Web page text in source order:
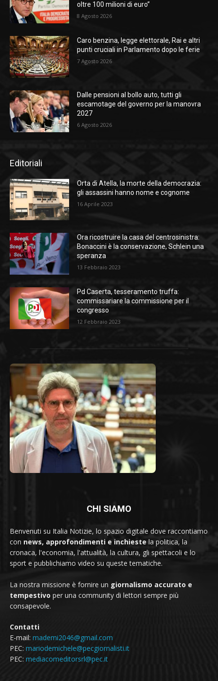
oltre 100 milioni di euro”
8 Agosto 2026
Caro benzina, legge elettorale, Rai e altri
punti cruciali in Parlamento dopo le ferie
7 Agosto 2026
Dalle pensioni al bollo auto, tutti gli
escamotage del governo per la manovra
2027
6 Agosto 2026
Editoriali
Orta di Atella, la morte della democrazia:
gli assassini hanno nome e cognome
16 Aprile 2023
Ora ricostruire la casa del centrosinistra:
Bonaccini è la conservazione, Schlein una
speranza
13 Febbraio 2023
Pd Caserta, tesseramento truffa:
commissariare la commissione per il
congresso
12 Febbraio 2023
CHI SIAMO
Benvenuti su Italia Notizie, lo spazio digitale dove raccontiamo
con news, approfondimenti e inchieste la politica, la
cronaca, l'economia, l'attualità, la cultura, gli spettacoli e lo
sport e pubblichiamo video su queste tematiche.
La nostra missione è fornire un giornalismo accurato e
tempestivo per una community di lettori sempre più
consapevole.
Contatti
E-mail: mademi2046@gmail.com
PEC: mariodemichele@pecgiornalisti.it
PEC: mediacomeditorsrl@pec.it